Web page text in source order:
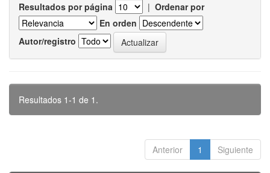
Resultados por página | Ordenar por
En orden
Autor/registro
Resultados 1-1 de 1.
Anterior 1 Siguiente